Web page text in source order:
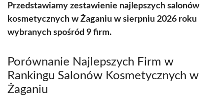
Przedstawiamy zestawienie najlepszych salonów
kosmetycznych w Żaganiu w sierpniu 2026 roku
wybranych spośród 9 firm.
Porównanie Najlepszych Firm w
Rankingu Salonów Kosmetycznych w
Żaganiu